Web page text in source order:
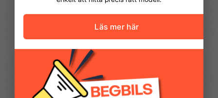
FINANSIERING
Vi hjälper dig att ordna finansiering av
din bil. Här kan du räkna ut din
månadskostnad och även göra en
ansökan online.